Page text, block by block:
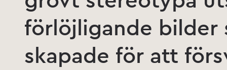
förlöjligande bilder
skapade för att